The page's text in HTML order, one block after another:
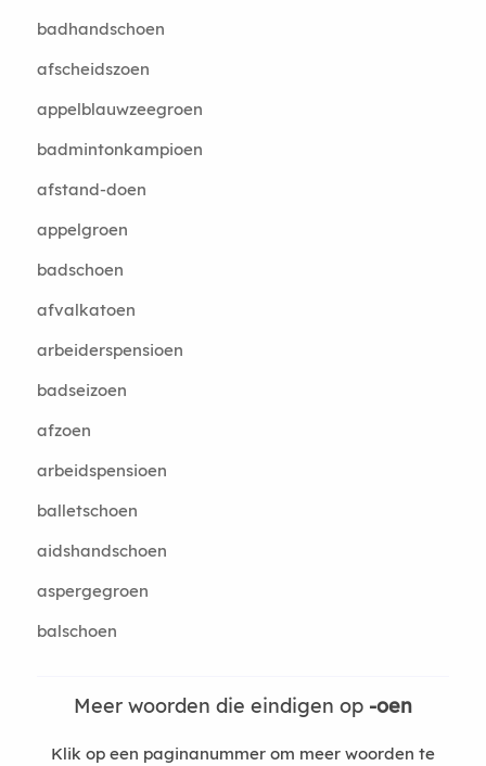
badhandschoen
afscheidszoen
appelblauwzeegroen
badmintonkampioen
afstand-doen
appelgroen
badschoen
afvalkatoen
arbeiderspensioen
badseizoen
afzoen
arbeidspensioen
balletschoen
aidshandschoen
aspergegroen
balschoen
Meer woorden die eindigen op -oen
Klik op een paginanummer om meer woorden te